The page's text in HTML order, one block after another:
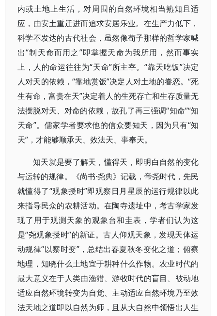
内或土地上生活，对周围的自然环境相当熟知且适
应，由安土重迁进而追求安居乐业。在生产力低下，
科学不发达的古代社会，虽然像荀子那样的哲学家喊
出“制天命而用之”即掌握天命为我所用，然而事实
上，人的命运往往为“天命”所主宰。“靠天吃饭”决定
人对天的依赖，“靠地赏饭”决定人对土地的眷恋。“死
生有命，富贵在天”决定着人的生死存亡和生存质量无
法摆脱对天、对命的依赖，故孔了再三强调“知命”“知
天命”。儒家学者要求他的信众要知天，因为只有“知
天”，才能够顺承天、效法天、事奉天。
知天就是要了解天，懂得天，即明白自然的变化
与运转的规律。《尚书·尧典》记载，帝尧时代，先民
就懂得了“观象授时”即观察日月星辰的运行规律以此
来指导民众的农耕活动。在陶寺遗址中，考古学家发
现了用于观测天象的观象台和圭表，学者们认为这
是“尧观象授时”的新证。古人仰观天象，发现天体运
动规律“以察时变”，总结出春夏秋冬变化之道；俯察
地理，知晓什么土地宜于耕种什么作物。农业时代的
最大意义在于人类由渔猎、游牧时代的盲目、被动地
适应自然环境转变为自觉、主动适应自然环境乃至效
法天地之道即以自然为师，且从大自然中领悟出人生